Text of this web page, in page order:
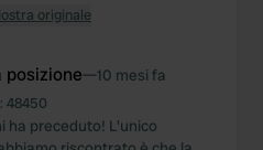
originale
posizione—10 mesi fa
48450
ha preceduto! L'unico